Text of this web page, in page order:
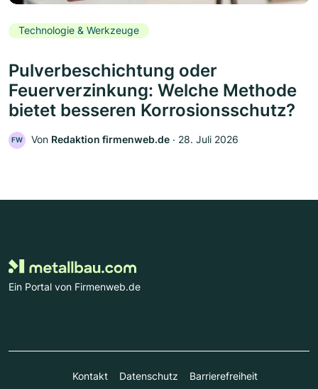
Technologie & Werkzeuge
Pulverbeschichtung oder
Feuerverzinkung: Welche Methode
bietet besseren Korrosionsschutz?
FW Von Redaktion firmenweb.de ‧ 28. Juli 2026
Ein Portal von Firmenweb.de
Kontakt Datenschutz Barrierefreiheit